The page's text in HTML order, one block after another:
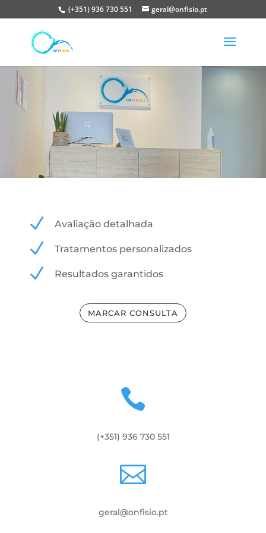
(+351) 936 730 551 geral@onfisio.pt
N Avaliação detalhada
N Tratamentos personalizados
N Resultados garantidos
MARCAR CONSULTA

(+351) 936 730 551

geral@onfisio.pt